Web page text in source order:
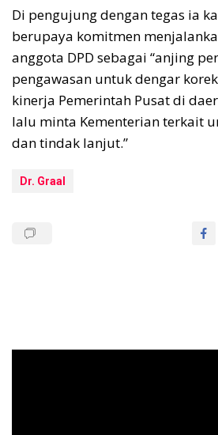
Di pengujung dengan tegas ia
berupaya komitmen
anggota DPD sebagai “anjing
pengawasan untuk dengar
kinerja Pemerintah Pusat di
lalu minta Kementerian terkait
dan tindak lanjut.”
Dr. Graal